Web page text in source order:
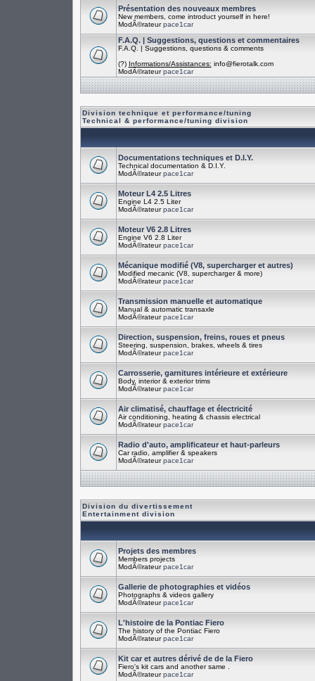
Présentation des nouveaux membres
New members, come introduct yourself in here!
ModÃ©rateurpace1car
F.A.Q. | Suggestions, questions et commentaires
F.A.Q. | Suggestions, questions & comments
(?) Informations/Assistances: info@fierotalk.com
ModÃ©rateurpace1car
Division technique et performance/tuning
Technical & performance/tuning division
Documentations techniques et D.I.Y.
Technical documentation & D.I.Y.
ModÃ©rateurpace1car
Moteur L4 2.5 Litres
Engine L4 2.5 Liter
ModÃ©rateurpace1car
Moteur V6 2.8 Litres
Engine V6 2.8 Liter
ModÃ©rateurpace1car
Mécanique modifié (V8, supercharger et autres)
Modified mecanic (V8, supercharger & more)
ModÃ©rateurpace1car
Transmission manuelle et automatique
Manual & automatic transaxle
ModÃ©rateurpace1car
Direction, suspension, freins, roues et pneus
Steering, suspension, brakes, wheels & tires
ModÃ©rateurpace1car
Carrosserie, garnitures intérieure et extérieure
Body, interior & exterior trims
ModÃ©rateurpace1car
Air climatisé, chauffage et électricité
Air conditioning, heating & chassis electrical
ModÃ©rateurpace1car
Radio d'auto, amplificateur et haut-parleurs
Car radio, amplifier & speakers
ModÃ©rateurpace1car
Division du divertissement
Entertainment division
Projets des membres
Members projects
ModÃ©rateurpace1car
Gallerie de photographies et vidéos
Photographs & videos gallery
ModÃ©rateurpace1car
L'histoire de la Pontiac Fiero
The history of the Pontiac Fiero
ModÃ©rateurpace1car
Kit car et autres dérivé de de la Fiero
Fiero's kit cars and another same .
ModÃ©rateurpace1car